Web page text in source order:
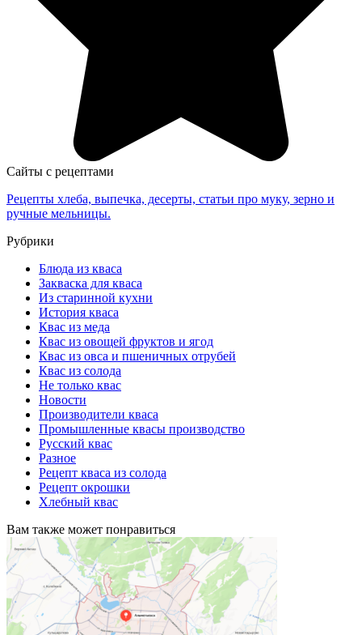
Сайты с рецептами
Рецепты хлеба, выпечка, десерты, статьи про муку, зерно и
ручные мельницы.
Рубрики
Блюда из кваса
Закваска для кваса
Из старинной кухни
История кваса
Квас из меда
Квас из овощей фруктов и ягод
Квас из овса и пшеничных отрубей
Квас из солода
Не только квас
Новости
Производители кваса
Промышленные квасы производство
Русский квас
Разное
Рецепт кваса из солода
Рецепт окрошки
Хлебный квас
Вам также может понравиться